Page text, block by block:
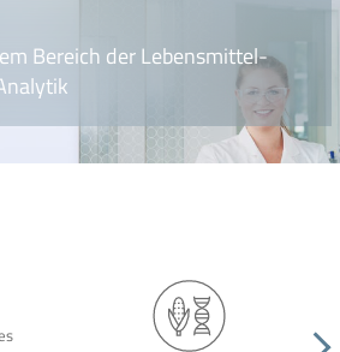
Bereich der Lebensmittel-